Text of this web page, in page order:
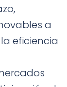
a
eficiencia